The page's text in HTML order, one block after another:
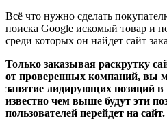
Всё что нужно сделать
поиска Google искомый товар и
среди которых он найдет сайт
Только заказывая раскрутку
от проверенных компаний, вы
занятие лидирующих позиций
известно чем выше будут эти
пользователей перейдет на сайт.